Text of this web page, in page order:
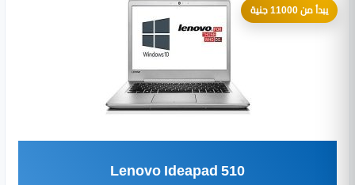
يبدأ من 11000 جنية
Lenovo Ideapad 510